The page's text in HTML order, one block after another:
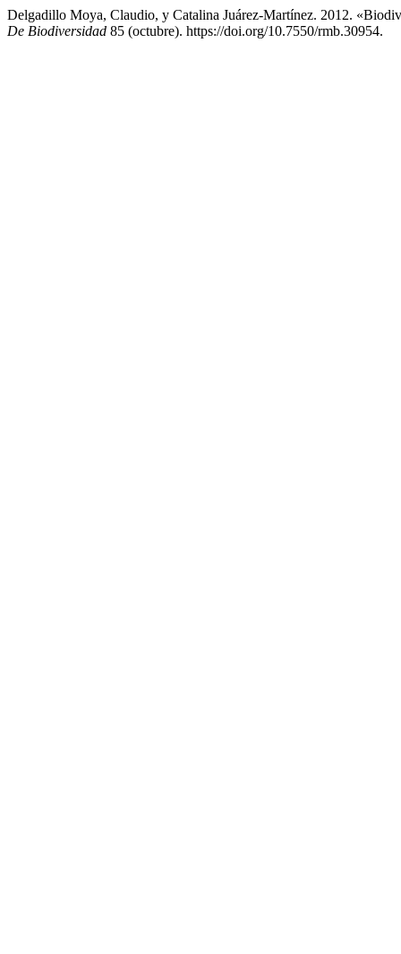
Delgadillo Moya, Claudio, y Catalina Juárez-Martínez. 2012.
De Biodiversidad 85 (octubre). https://doi.org/10.7550/rmb.30954.